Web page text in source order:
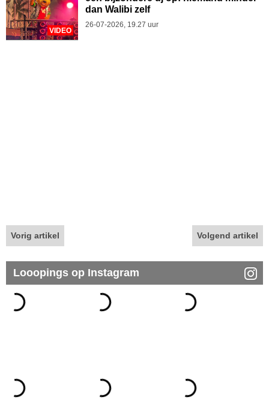
VIDEO
dan Walibi zelf
26-07-2026, 19.27 uur
Vorig artikel Volgend artikel
Looopings op Instagram